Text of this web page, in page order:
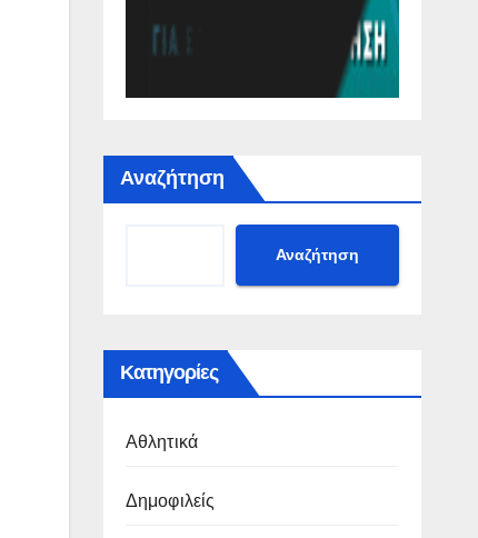
Αναζήτηση
Αναζήτηση
Κατηγορίες
Αθλητικά
Δημοφιλείς